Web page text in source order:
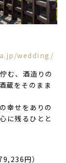
wedding/
む、酒造りの
蔵をそのまま
幸せをありの
に残るひとと
円）